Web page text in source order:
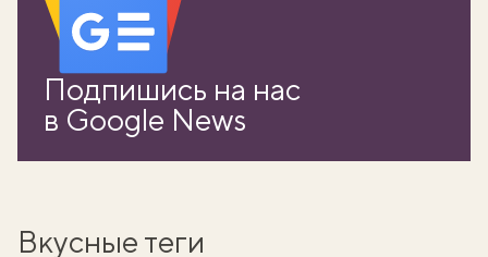
Подпишись на нас
в Google News
Вкусные теги